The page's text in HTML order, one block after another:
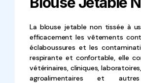
La blouse jetable non tissée à
efficacement les vêtements
éclaboussures et les
respirante et confortable, elle
vétérinaires, cliniques,
agroalimentaires et autres